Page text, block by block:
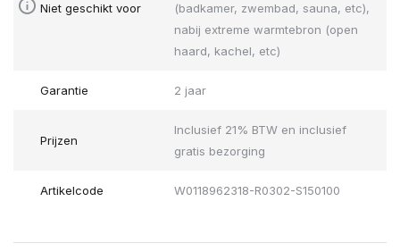
Niet geschikt voor
(badkamer, zwembad, sauna, etc),
nabij extreme warmtebron (open
haard, kachel, etc)
Garantie 2 jaar
Prijzen
Inclusief 21% BTW en inclusief
gratis bezorging
Artikelcode W0118962318-R0302-S150100